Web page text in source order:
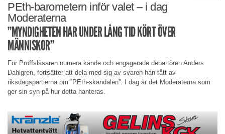
PEth-barometern inför valet – i dag
Moderaterna
”MYNDIGHETEN HAR UNDER LÅNG TID KÖRT ÖVER
MÄNNISKOR”
För Proffsläsaren numera kände och engagerade debattören Anders
Dahlgren, fortsätter att dela med sig av svaren han fått av
riksdagspartierna om ”PEth-skandalen”. I dag är det Moderaterna som
ger sin syn på hur detta hanteras.